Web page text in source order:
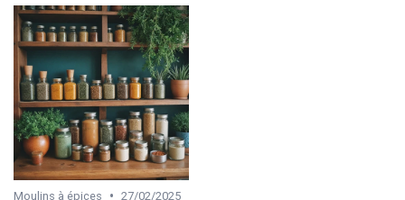
Moulins à épices • 27/02/2025